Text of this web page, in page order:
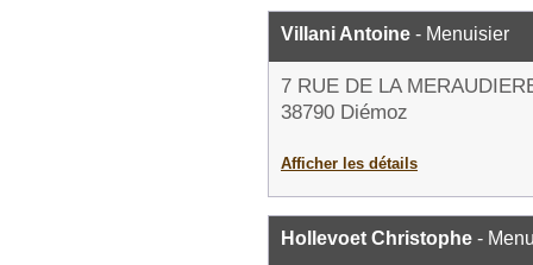
Villani Antoine - Menuisier
7 RUE DE LA
38790 Diémoz
Afficher les détails
Hollevoet Christophe -